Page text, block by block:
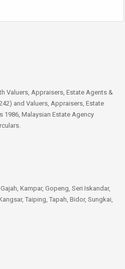
Valuers, Appraisers, Estate Agents &
and Valuers, Appraisers, Estate
1986, Malaysian Estate Agency
Kampar, Gopeng, Seri Iskandar,
Taiping, Tapah, Bidor, Sungkai,